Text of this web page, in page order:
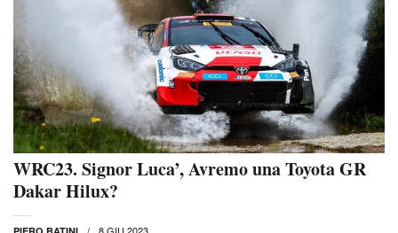
WRC23. Signor Luca’, Avremo una Toyota GR
Dakar Hilux?